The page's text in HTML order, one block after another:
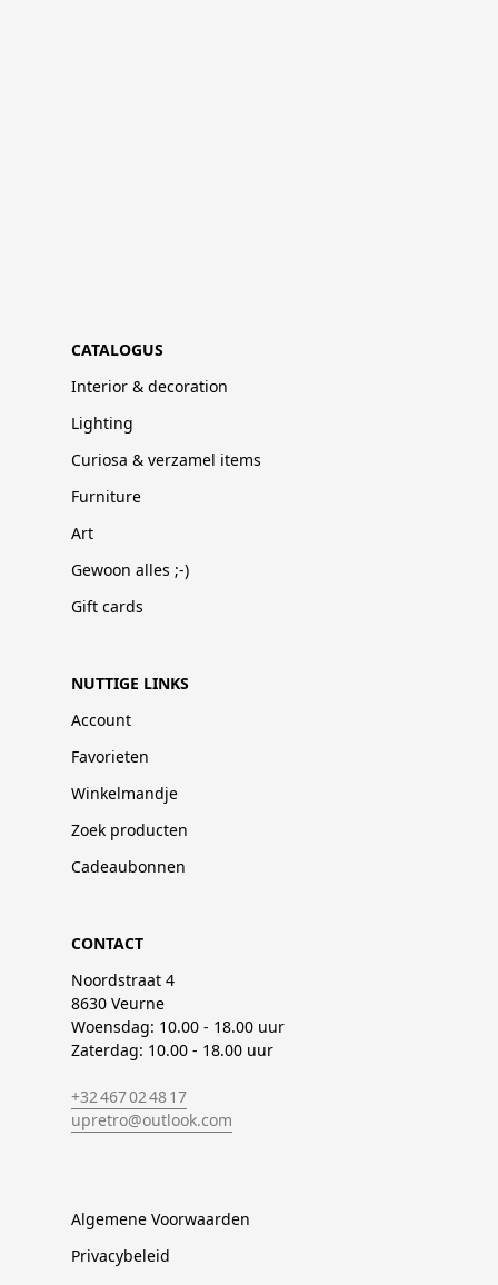
CATALOGUS
Interior & decoration
Lighting
Curiosa & verzamel items
Furniture
Art
Gewoon alles ;-)
Gift cards
NUTTIGE LINKS
Account
Favorieten
Winkelmandje
Zoek producten
Cadeaubonnen
CONTACT
Noordstraat 4
8630 Veurne
Woensdag: 10.00 - 18.00 uur
Zaterdag: 10.00 - 18.00 uur
+32 467 02 48 17
upretro@outlook.com
Algemene Voorwaarden
Privacybeleid